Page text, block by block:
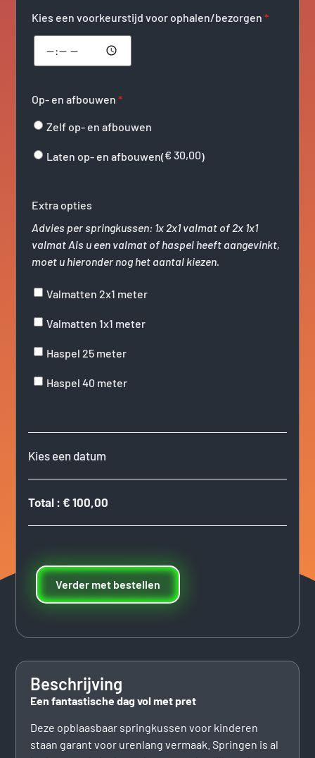
Kies een voorkeurstijd voor ophalen/bezorgen *
Op- en afbouwen *
Zelf op- en afbouwen
Laten op- en afbouwen(€ 30,00)
Extra opties
Advies per springkussen: 1x 2x1 valmat of 2x 1x1
valmat Als u een valmat of haspel heeft aangevinkt,
moet u hieronder nog het aantal kiezen.
Valmatten 2x1 meter
Valmatten 1x1 meter
Haspel 25 meter
Haspel 40 meter
Kies een datum
Total: € 100,00
Verder met bestellen
Beschrijving
Een fantastische dag vol met pret
Deze opblaasbaar springkussen voor kinderen
staan garant voor urenlang vermaak. Springen is al